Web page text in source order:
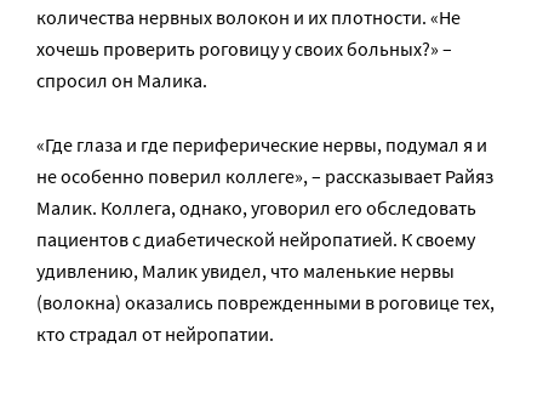
количества нервных волокон и их плотности. «Не
хочешь проверить роговицу у своих больных?» –
спросил он Малика.
«Где глаза и где периферические нервы, подумал я и
не особенно поверил коллеге», – рассказывает Райяз
Малик. Коллега, однако, уговорил его обследовать
пациентов с диабетической нейропатией. К своему
удивлению, Малик увидел, что маленькие нервы
(волокна) оказались поврежденными в роговице тех,
кто страдал от нейропатии.